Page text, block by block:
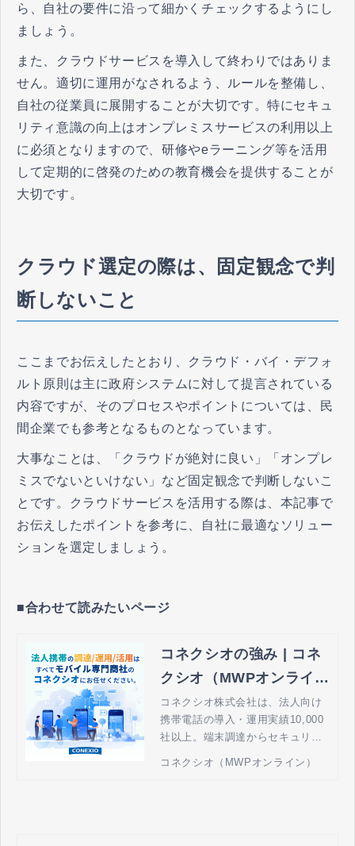
ら、自社の要件に沿って細かくチェックするようにし
ましょう。
また、クラウドサービスを導入して終わりではありま
せん。適切に運用がなされるよう、ルールを整備し、
自社の従業員に展開することが大切です。特にセキュ
リティ意識の向上はオンプレミスサービスの利用以上
に必須となりますので、研修やeラーニング等を活用
して定期的に啓発のための教育機会を提供することが
大切です。
クラウド選定の際は、固定観念で判
断しないこと
ここまでお伝えしたとおり、クラウド・バイ・デフォ
ルト原則は主に政府システムに対して提言されている
内容ですが、そのプロセスやポイントについては、民
間企業でも参考となるものとなっています。
大事なことは、「クラウドが絶対に良い」「オンプレ
ミスでないといけない」など固定観念で判断しないこ
とです。クラウドサービスを活用する際は、本記事で
お伝えしたポイントを参考に、自社に最適なソリュー
ションを選定しましょう。
■合わせて読みたいページ
コネクシオの強み | コネ
クシオ（MWPオンライ
ン） - 法人携帯の導入・
運用管理
コネクシオ株式会社は、法人向け
携帯電話の導入・運用実績10,000
社以上。端末調達からセキュリテ
コネクシオ（MWPオンライン）